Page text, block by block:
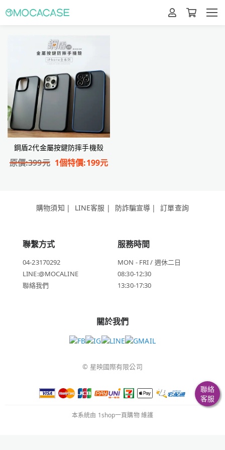
鋼盾2代金屬按鍵防摔手機殼
原價:399元 1個特價:199元
購物須知 LINE客服 防詐騙宣導 訂單查詢
聯繫方式
04-23170292
LINE:@MOCALINE
聯絡我們
服務時間
MON - FRI / 週休二日
08:30-12:30
13:30-17:30
關於我們
© 星映國際有限公司
本系統由 1shop一頁購物維護
聯絡
客服